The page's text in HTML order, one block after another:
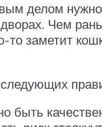
делом
Чем
заметит
быть